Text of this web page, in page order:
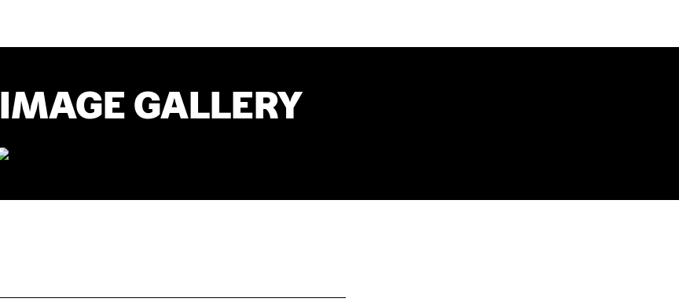
IMAGE GALLERY